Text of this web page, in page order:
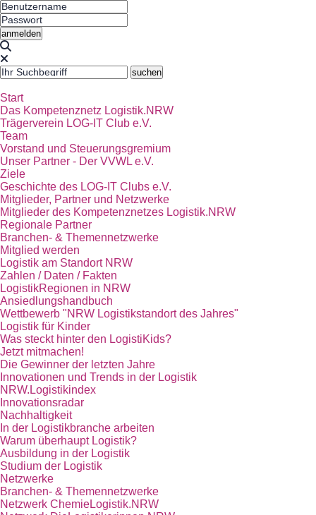
Start
Das Kompetenznetz Logistik.NRW
Trägerverein LOG-IT Club e.V.
Team
Vorstand und Steuerungsgremium
Unser Partner - Der VVWL e.V.
Ziele
Geschichte des LOG-IT Clubs e.V.
Mitglieder, Partner und Netzwerke
Mitglieder des Kompetenznetzes Logistik.NRW
Regionale Partner
Branchen- & Themennetzwerke
Mitglied werden
Logistik am Standort NRW
Zahlen / Daten / Fakten
LogistikRegionen in NRW
Ansiedlungshandbuch
Wettbewerb "NRW Logistikstandort des Jahres"
Logistik für Kinder
Was steckt hinter den LogistiKids?
Jetzt mitmachen!
Die Gewinner der letzten Jahre
Innovationen und Trends in der Logistik
NRW.Logistikindex
Innovationsradar
Nachhaltigkeit
In der Logistikbranche arbeiten
Warum überhaupt Logistik?
Ausbildung in der Logistik
Studium der Logistik
Netzwerke
Branchen- & Themennetzwerke
Netzwerk ChemieLogistik.NRW